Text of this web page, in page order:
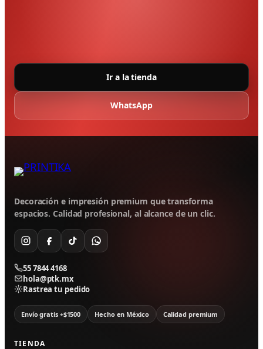
Ir a la tienda
WhatsApp
Decoración e impresión premium que transforma
espacios. Calidad profesional, al alcance de un clic.
55 7844 4168
hola@ptk.mx
Rastrea tu pedido
Envío gratis +$1500 Hecho en México Calidad premium
TIENDA